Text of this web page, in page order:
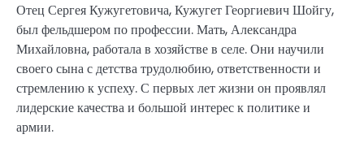
Отец Сергея Кужугетовича, Кужугет Георгиевич Шойгу,
был фельдшером по профессии. Мать, Александра
Михайловна, работала в хозяйстве в селе. Они научили
своего сына с детства трудолюбию, ответственности и
стремлению к успеху. С первых лет жизни он проявлял
лидерские качества и большой интерес к политике и
армии.